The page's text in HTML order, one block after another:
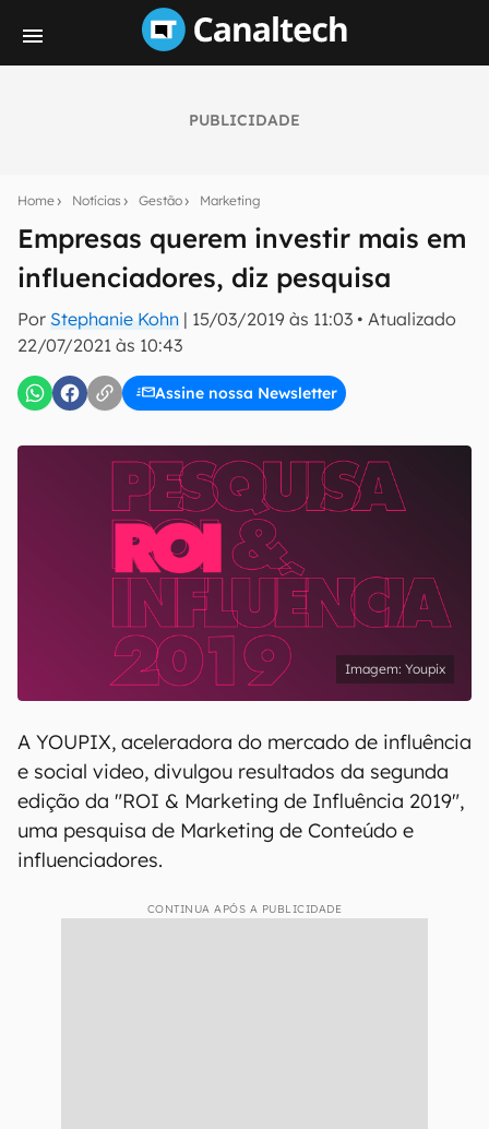
PUBLICIDADE
Home Notícias Gestão Marketing
Empresas querem investir mais em
influenciadores, diz pesquisa
Por Stephanie Kohn | 15/03/2019 às 11:03 • Atualizado
22/07/2021 às 10:43
Assine nossa Newsletter
notícias e reviews sobre tecnologia em primeira
E-mail
Youpix
A YOUPIX, aceleradora do mercado de influência
e social video, divulgou resultados da segunda
edição da "ROI & Marketing de Influência 2019",
uma pesquisa de Marketing de Conteúdo e
influenciadores.
CONTINUA APÓS A PUBLICIDADE